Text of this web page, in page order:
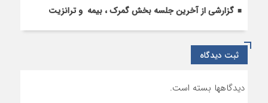
گزارشی از آخرین جلسه بخش گمرک ، بیمه و ترانزیت
ثبت دیدگاه
دیدگاهها بسته است.